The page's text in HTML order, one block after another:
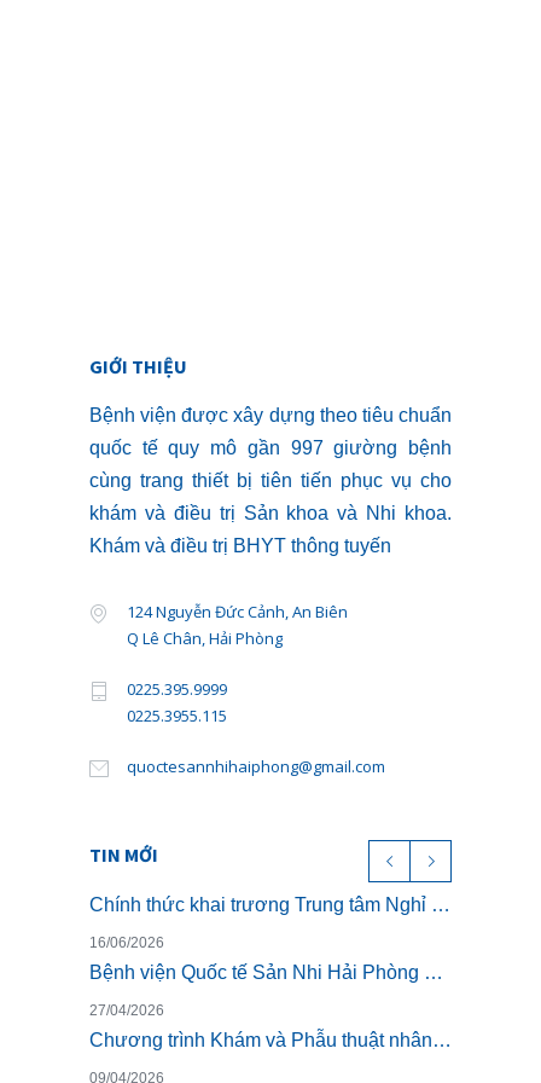
GIỚI THIỆU
Bệnh viện được xây dựng theo tiêu chuẩn
quốc tế quy mô gần 997 giường bệnh
cùng trang thiết bị tiên tiến phục vụ cho
khám và điều trị Sản khoa và Nhi khoa.
Khám và điều trị BHYT thông tuyến
124 Nguyễn Đức Cảnh, An Biên
Q Lê Chân, Hải Phòng
0225.395.9999
0225.3955.115
quoctesannhihaiphong@gmail.com
TIN MỚI
Chính thức khai trương Trung tâm Nghỉ dưỡng ở cữ cao cấp The Nest – Luxury Postpartum & Retreat
16/06/2026
Bệnh viện Quốc tế Sản Nhi Hải Phòng chính thức triển khai khám sức khỏe theo Thông tư 32/2023/TT-BYT
27/04/2026
Chương trình Khám và Phẫu thuật nhân đạo cho trẻ bị dị tật khe hở môi miễn phí
09/04/2026